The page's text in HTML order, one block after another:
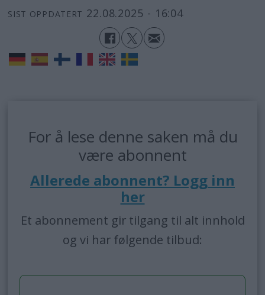
SIST OPPDATERT 22.08.2025 - 16:04
For å lese denne saken må du
være abonnent
Allerede abonnent? Logg inn
her
Et abonnement gir tilgang til alt innhold
og vi har følgende tilbud: